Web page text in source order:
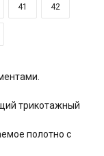
41 42
трикотажный
полотно с